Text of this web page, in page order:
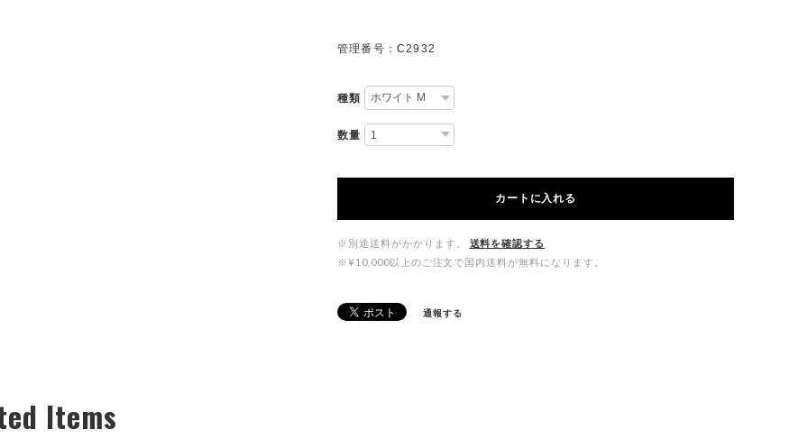
管理番号：C2932
種類
数量
カートに入れる
※別途送料がかかります。
送料を確認する
※¥10,000以上のご注文で国内送料が無料になります。
通報する
Items